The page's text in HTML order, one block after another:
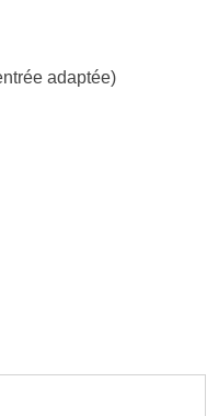
adaptée)